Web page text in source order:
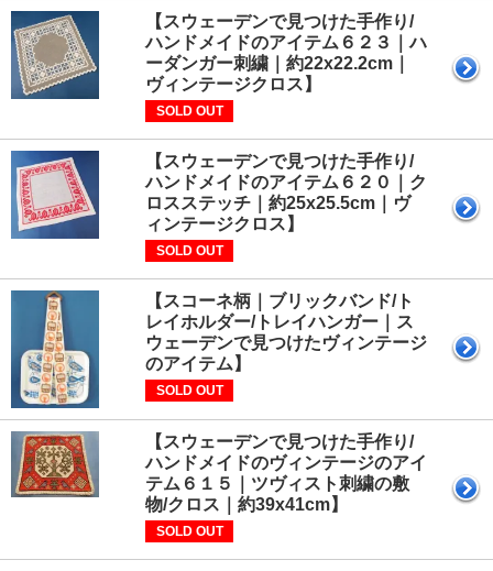
【スウェーデンで見つけた手作り/
ハンドメイドのアイテム６２３｜ハ
ーダンガー刺繍｜約22x22.2cm｜
ヴィンテージクロス】
SOLD OUT
【スウェーデンで見つけた手作り/
ハンドメイドのアイテム６２０｜ク
ロスステッチ｜約25x25.5cm｜ヴ
ィンテージクロス】
SOLD OUT
【スコーネ柄｜ブリックバンド/ト
レイホルダー/トレイハンガー｜ス
ウェーデンで見つけたヴィンテージ
のアイテム】
SOLD OUT
【スウェーデンで見つけた手作り/
ハンドメイドのヴィンテージのアイ
テム６１５｜ツヴィスト刺繍の敷
物/クロス｜約39x41cm】
SOLD OUT